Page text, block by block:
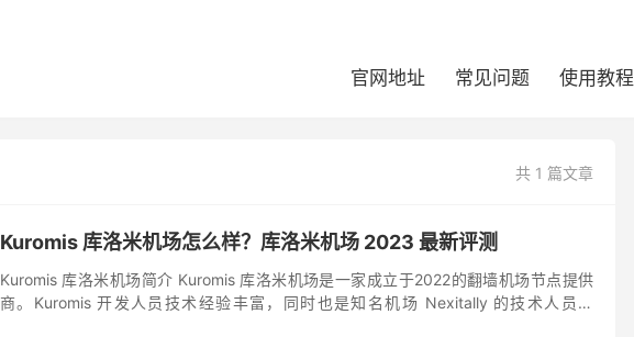
官网地址 常见问题 使用教程
共 1 篇文章
Kuromis 库洛米机场怎么样？库洛米机场 2023 最新评测
Kuromis 库洛米机场简介 Kuromis 库洛米机场是一家成立于2022的翻墙机场节点提供
商。Kuromis 开发人员技术经验丰富，同时也是知名机场 Nexitally 的技术人员。